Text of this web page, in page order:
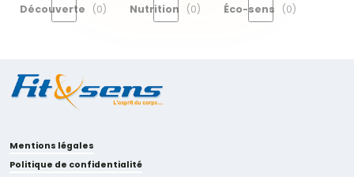
Découverte (0) Nutrition (0) Éco-sens (0)
Mentions légales
Politique de confidentialité